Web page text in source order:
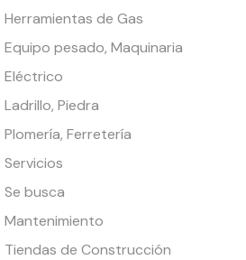
Herramientas de Gas
Equipo pesado, Maquinaria
Eléctrico
Ladrillo, Piedra
Plomería, Ferretería
Servicios
Se busca
Mantenimiento
Tiendas de Construcción